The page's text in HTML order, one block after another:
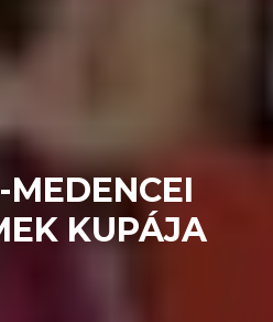
MEDENCEI
KUPÁJA